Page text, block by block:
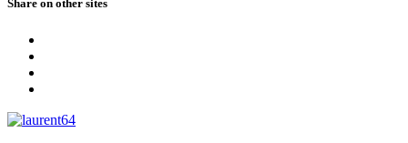
Share on other sites